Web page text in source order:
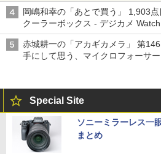
る「Filmator」
岡嶋和幸の「あとで買う」 1,903
クーラーボックス - デジカメ Watch
赤城耕一の「アカギカメラ」 第
手にして思う、マイクロフォーサ
Special Site
ソニーミラーレス一
まとめ